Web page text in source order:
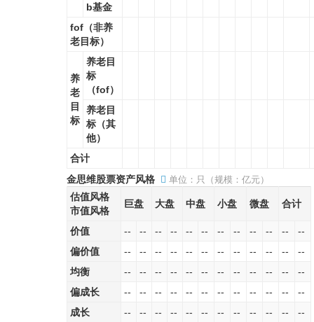
b基金
fof（非养
老目标）
养
老
目
标
养老目
标
（fof）
养老目
标（其
他）
合计
金思维股票资产风格
单位：只（规模：亿元）
估值风格
市值风格
巨盘 大盘 中盘 小盘 微盘 合计
价值 -- -- -- -- -- -- -- -- -- -- --
--
偏价值
-- -- -- -- -- -- -- -- -- -- --
--
均衡
-- -- -- -- -- -- -- -- -- -- --
--
偏成长
-- -- -- -- -- -- -- -- -- -- --
--
成长
-- -- -- -- -- -- -- -- -- -- -- --